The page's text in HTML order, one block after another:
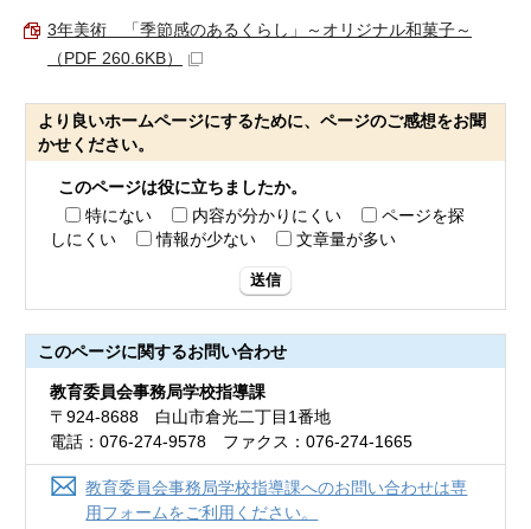
3年美術 「季節感のあるくらし」～オリジナル和菓子～
（PDF 260.6KB）
より良いホームページにするために、ページのご感想をお聞
かせください。
このページは役に立ちましたか。
特にない
内容が分かりにくい
ページを探
しにくい
情報が少ない 文章量が多い
送信
このページに関するお問い合わせ
教育委員会事務局学校指導課
〒924-8688 白山市倉光二丁目1番地
電話：076-274-9578 ファクス：076-274-1665
教育委員会事務局学校指導課へのお問い合わせは専
用フォームをご利用ください。